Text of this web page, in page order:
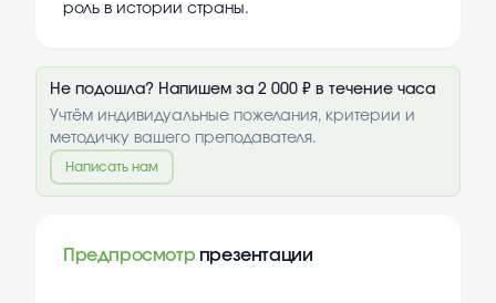
роль в истории страны.
Не подошла? Напишем за 2 000 ₽ в течение часа
Учтём индивидуальные пожелания, критерии и
методичку вашего преподавателя.
Написать нам
Предпросмотр презентации